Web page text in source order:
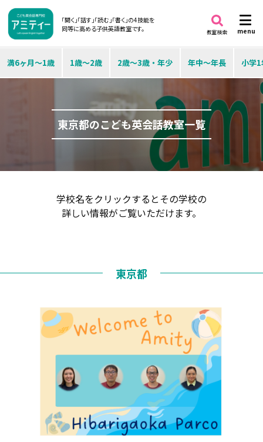
「聞く」「話す」「読む」「書く」の4技能を
同等に高める子供英語教室です。
menu
教室検索
満6ヶ月～1歳 1歳～2歳 2歳～3歳・年少 年中～年長 小学
東京都のこども英会話教室一覧
学校名をクリックするとその学校の
詳しい情報がご覧いただけます。
東京都